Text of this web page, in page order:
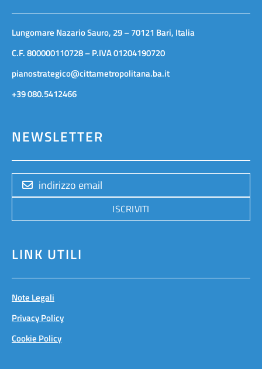
Lungomare Nazario Sauro, 29 – 70121 Bari, Italia
C.F. 800000110728 – P.IVA 01204190720
pianostrategico@cittametropolitana.ba.it
+39 080.5412466
NEWSLETTER
ISCRIVITI
LINK UTILI
Note Legali
Privacy Policy
Cookie Policy